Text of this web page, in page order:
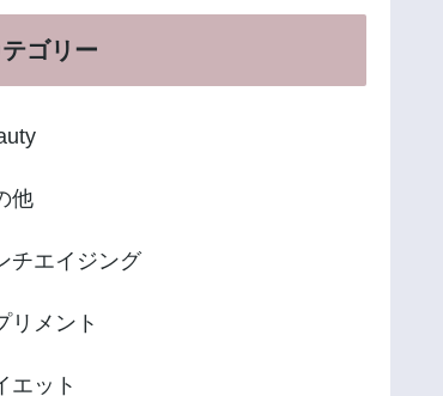
ゴリー
他
チエイジング
リメント
エット